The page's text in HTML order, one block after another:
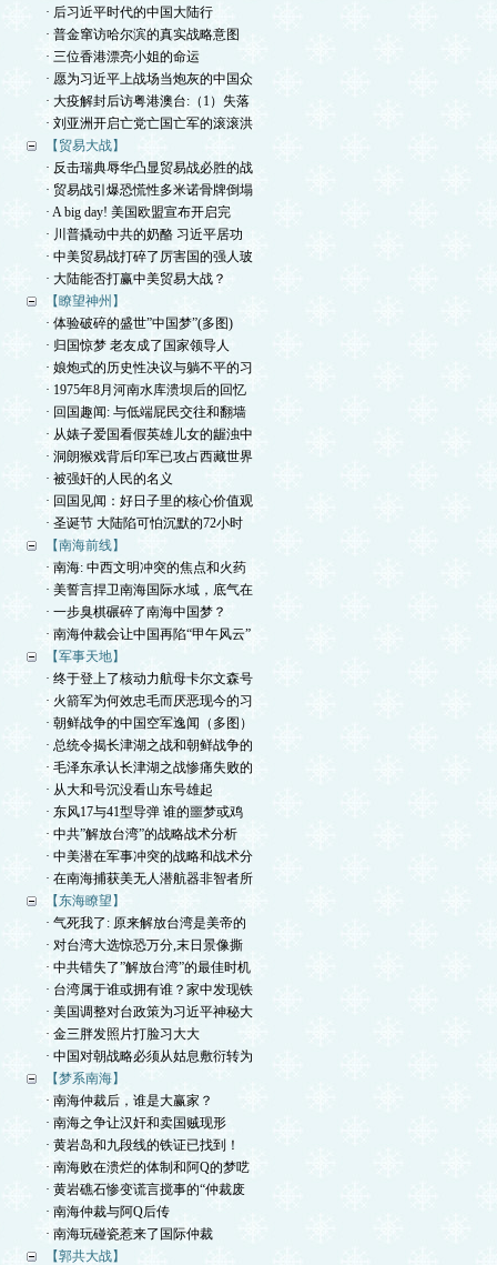
· 后习近平时代的中国大陆行
· 普金窜访哈尔滨的真实战略意图
· 三位香港漂亮小姐的命运
· 愿为习近平上战场当炮灰的中国众
· 大疫解封后访粤港澳台:（1）失落
· 刘亚洲开启亡党亡国亡军的滚滚洪
【贸易大战】
· 反击瑞典辱华凸显贸易战必胜的战
· 贸易战引爆恐慌性多米诺骨牌倒塌
· A big day! 美国欧盟宣布开启完
· 川普撬动中共的奶酪 习近平居功
· 中美贸易战打碎了厉害国的强人玻
· 大陆能否打赢中美贸易大战？
【瞭望神州】
· 体验破碎的盛世”中国梦”(多图)
· 归国惊梦 老友成了国家领导人
· 娘炮式的历史性决议与躺不平的习
· 1975年8月河南水库溃坝后的回忆
· 回国趣闻: 与低端屁民交往和翻墙
· 从婊子爱国看假英雄儿女的龌浊中
· 洞朗猴戏背后印军已攻占西藏世界
· 被强奸的人民的名义
· 回国见闻：好日子里的核心价值观
· 圣诞节 大陆陷可怕沉默的72小时
【南海前线】
· 南海: 中西文明冲突的焦点和火药
· 美誓言捍卫南海国际水域，底气在
· 一步臭棋碾碎了南海中国梦？
· 南海仲裁会让中国再陷“甲午风云”
【军事天地】
· 终于登上了核动力航母卡尔文森号
· 火箭军为何效忠毛而厌恶现今的习
· 朝鲜战争的中国空军逸闻（多图）
· 总统令揭长津湖之战和朝鲜战争的
· 毛泽东承认长津湖之战惨痛失败的
· 从大和号沉没看山东号雄起
· 东风17与41型导弹 谁的噩梦或鸡
· 中共”解放台湾”的战略战术分析
· 中美潜在军事冲突的战略和战术分
· 在南海捕获美无人潜航器非智者所
【东海瞭望】
· 气死我了: 原来解放台湾是美帝的
· 对台湾大选惊恐万分,末日景像撕
· 中共错失了”解放台湾”的最佳时机
· 台湾属于谁或拥有谁？家中发现铁
· 美国调整对台政策为习近平神秘大
· 金三胖发照片打脸习大大
· 中国对朝战略必须从姑息敷衍转为
【梦系南海】
· 南海仲裁后，谁是大赢家？
· 南海之争让汉奸和卖国贼现形
· 黄岩岛和九段线的铁证已找到！
· 南海败在溃烂的体制和阿Q的梦呓
· 黄岩礁石惨变谎言搅事的“仲裁废
· 南海仲裁与阿Q后传
· 南海玩碰瓷惹来了国际仲裁
【郭共大战】